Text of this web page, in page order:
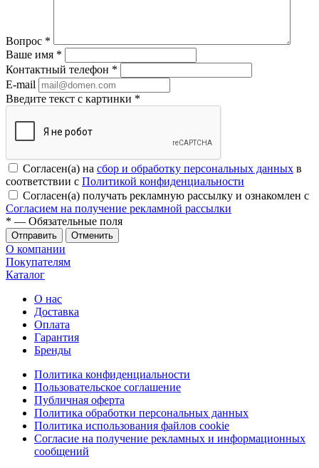
Вопрос *
Ваше имя *
Контактный телефон *
E-mail
Введите текст с картинки *
Согласен(а) на сбор и обработку персональных данных в
соответствии с Политикой конфиденциальности
Согласен(а) получать рекламную рассылку и ознакомлен с
Согласием на получение рекламной рассылки
* — Обязательные поля
Отменить
О компании
Покупателям
Каталог
О нас
Доставка
Оплата
Гарантия
Бренды
Политика конфиденциальности
Пользовательское соглашение
Публичная оферта
Политика обработки персональных данных
Политика использования файлов cookie
Согласие на получение рекламных и информационных
сообщений